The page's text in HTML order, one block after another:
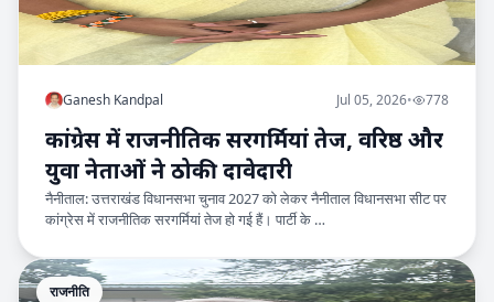
Ganesh Kandpal Jul 05, 2026• 778
कांग्रेस में राजनीतिक सरगर्मियां तेज, वरिष्ठ और
युवा नेताओं ने ठोकी दावेदारी
नैनीताल: उत्तराखंड विधानसभा चुनाव 2027 को लेकर नैनीताल विधानसभा सीट पर
कांग्रेस में राजनीतिक सरगर्मियां तेज हो गई हैं। पार्टी के …
राजनीति